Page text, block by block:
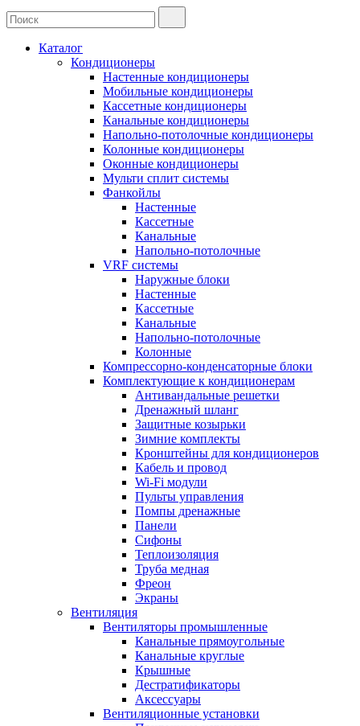
Каталог
Кондиционеры
Настенные кондиционеры
Мобильные кондиционеры
Кассетные кондиционеры
Канальные кондиционеры
Напольно-потолочные кондиционеры
Колонные кондиционеры
Оконные кондиционеры
Мульти сплит системы
Фанкойлы
Настенные
Кассетные
Канальные
Напольно-потолочные
VRF системы
Наружные блоки
Настенные
Кассетные
Канальные
Напольно-потолочные
Колонные
Компрессорно-конденсаторные блоки
Комплектующие к кондиционерам
Антивандальные решетки
Дренажный шланг
Защитные козырьки
Зимние комплекты
Кронштейны для кондиционеров
Кабель и провод
Wi-Fi модули
Пульты управления
Помпы дренажные
Панели
Сифоны
Теплоизоляция
Труба медная
Фреон
Экраны
Вентиляция
Вентиляторы промышленные
Канальные прямоугольные
Канальные круглые
Крышные
Дестратификаторы
Аксессуары
Вентиляционные установки